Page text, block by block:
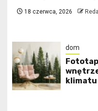
18 czerwca, 2026
dom
klimatu